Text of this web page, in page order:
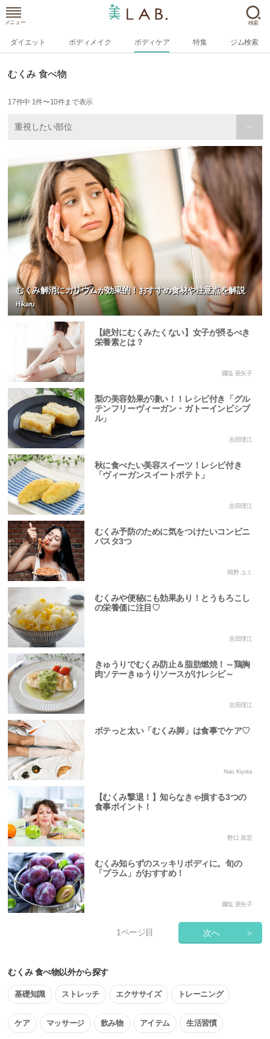
メニュー 検索
ダイエット ボディメイク ボディケア 特集 ジム検索
むくみ 食べ物
17件中 1件〜10件まで表示
重視したい部位 〉
むくみ解消にカリウムが効果的！おすすめ食材や注意点を解説
Hikaru
【絶対にむくみたくない】女子が摂るべき
栄養素とは？
國塩 亜矢子
梨の美容効果が凄い！！レシピ付き「グル
テンフリーヴィーガン・ガトーインビシブ
ル」
吉田理江
秋に食べたい美容スイーツ！レシピ付き
「ヴィーガンスイートポテト」
吉田理江
むくみ予防のために気をつけたいコンビニ
パスタ3つ
岡野 ユミ
むくみや便秘にも効果あり！とうもろこし
の栄養価に注目♡
吉田理江
きゅうりでむくみ防止＆脂肪燃焼！～鶏胸
肉ソテーきゅうりソースがけレシピ～
吉田理江
ボテっと太い「むくみ脚」は食事でケア♡
Nao Kiyota
【むくみ撃退！】知らなきゃ損する3つの
食事ポイント！
野口 高宏
むくみ知らずのスッキリボディに。旬の
「プラム」がおすすめ！
國塩 亜矢子
1ページ目 次へ ＞
むくみ 食べ物以外から探す
基礎知識 ストレッチ エクササイズ トレーニング
ケア マッサージ 飲み物 アイテム 生活習慣